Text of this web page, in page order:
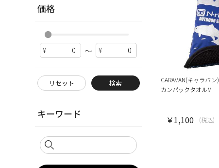
価格
～
リセット 検索
キーワード
CARAVAN(キャラバン)
カンパックタオルM
￥1,100 (税込)